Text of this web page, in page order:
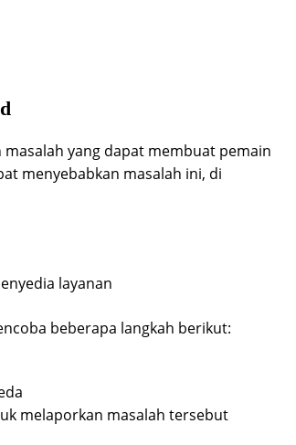
yang dapat membuat pemain
menyebabkan masalah ini, di
layanan
beberapa langkah berikut:
melaporkan masalah tersebut